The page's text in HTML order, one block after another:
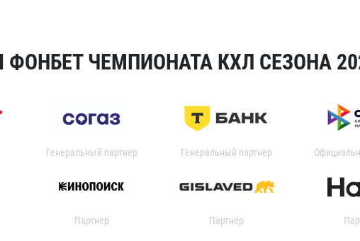
ЧЕМПИОНАТА КХЛ СЕЗОНА
Генеральный партнер Генеральный партнер
Партнер Партнер